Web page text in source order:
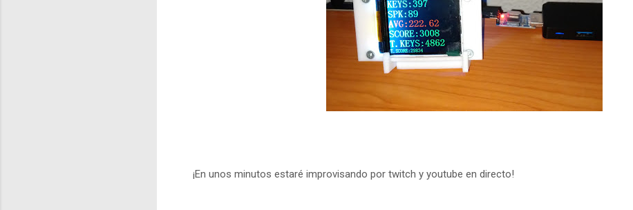
¡En unos minutos estaré improvisando por twitch y youtube en directo!